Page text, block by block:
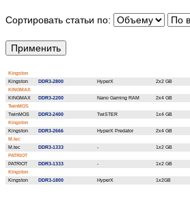
Сортировать статьи по:
Kingston
Kingston
DDR3-2800 HyperX 2x2 GB
KINGMAX
KINGMAX
DDR3-2200 Nano Gaming RAM 2x4 GB
TwinMOS
TwinMOS
DDR3-2400 TwiSTER 1x4 GB
Kingston
Kingston
DDR3-2666 HyperX Predator 2x4 GB
M.tec
M.tec
DDR3-1333 - 1x2 GB
PATRIOT
PATRIOT
DDR3-1333 - 1x2 GB
Kingston
Kingston
DDR3-1800 HyperX 1x2GB